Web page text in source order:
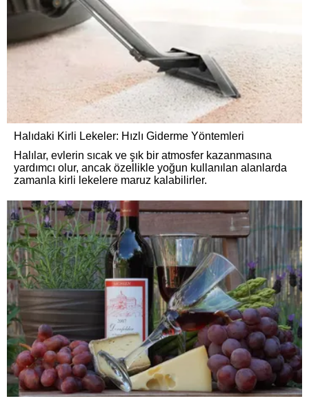
Halıdaki Kirli Lekeler: Hızlı Giderme Yöntemleri
Halılar, evlerin sıcak ve şık bir atmosfer kazanmasına
yardımcı olur, ancak özellikle yoğun kullanılan alanlarda
zamanla kirli lekelere maruz kalabilirler.